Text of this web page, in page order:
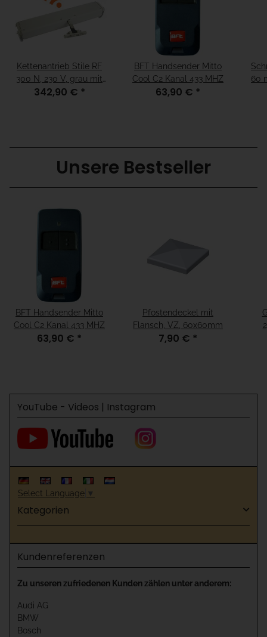
Kettenantrieb Stile RF
300 N, 230 V, grau mit
Funk
342,90 € *
BFT Handsender Mitto
Cool C2 Kanal 433 MHZ
63,90 € *
60
Unsere Bestseller
BFT Handsender Mitto
Cool C2 Kanal 433 MHZ
63,90 € *
Pfostendeckel mit
Flansch, VZ, 60x60mm
7,90 € *
YouTube - Videos | Instagram
Select Language ▼
Kategorien
Kundenreferenzen
Zu unseren zufriedenen Kunden zählen unter anderem:
Audi AG
BMW
Bosch